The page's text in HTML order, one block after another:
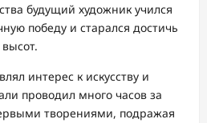
будущий художник учился
победу и старался достичь
интерес к искусству и
проводил много часов за
творениями, подражая